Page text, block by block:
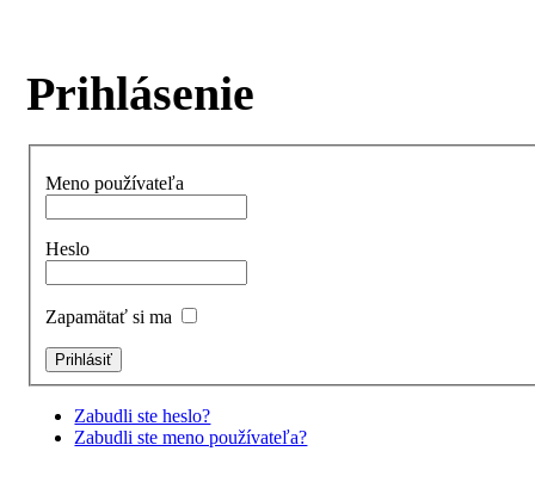
Prihlásenie
Meno používateľa
Heslo
Zapamätať si ma
Zabudli ste heslo?
Zabudli ste meno používateľa?